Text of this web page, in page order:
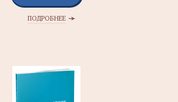
ПОДРОБНЕЕ